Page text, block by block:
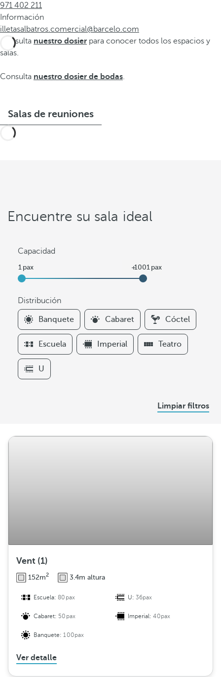
971 402 211
Información
illetasalbatros.comercial@barcelo.com
Consulta nuestro dosier para conocer todos los espacios y
salas.
Consulta nuestro dosier de bodas.
Salas de reuniones
Encuentre su sala ideal
Capacidad
Distribución
F
i
l
t
e
r
Banquete Cabaret Cóctel
Escuela Imperial Teatro
U
Limpiar filtros
Vent (1)
152m2 3.4m altura
Escuela:80pax U:36pax
Cabaret: 50pax Imperial:40pax
Banquete:100pax
Ver detalle